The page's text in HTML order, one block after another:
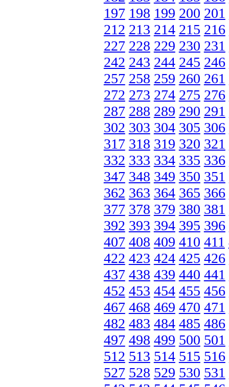
197 198 199 200 201
212 213 214 215 216
227 228 229 230 231
242 243 244 245 246
257 258 259 260 261
272 273 274 275 276
287 288 289 290 291
302 303 304 305 306
317 318 319 320 321
332 333 334 335 336
347 348 349 350 351
362 363 364 365 366
377 378 379 380 381
392 393 394 395 396
407 408 409 410 411
422 423 424 425 426
437 438 439 440 441
452 453 454 455 456
467 468 469 470 471
482 483 484 485 486
497 498 499 500 501
512 513 514 515 516
527 528 529 530 531